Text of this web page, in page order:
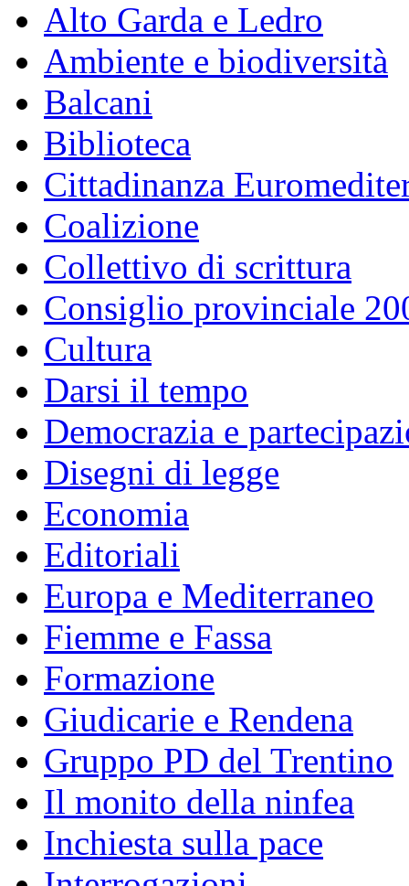
Alto Garda e Ledro
Ambiente e biodiversità
Balcani
Biblioteca
Cittadinanza
Coalizione
Collettivo di scrittura
Consiglio provinciale
Cultura
Darsi il tempo
Democrazia e
Disegni di legge
Economia
Editoriali
Europa e Mediterraneo
Fiemme e Fassa
Formazione
Giudicarie e Rendena
Gruppo PD del Trentino
Il monito della ninfea
Inchiesta sulla pace